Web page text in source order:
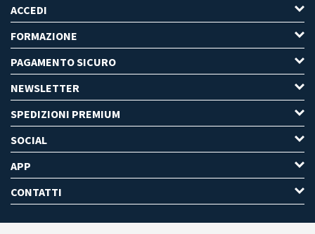
ACCEDI
FORMAZIONE
PAGAMENTO SICURO
NEWSLETTER
SPEDIZIONI PREMIUM
SOCIAL
APP
CONTATTI